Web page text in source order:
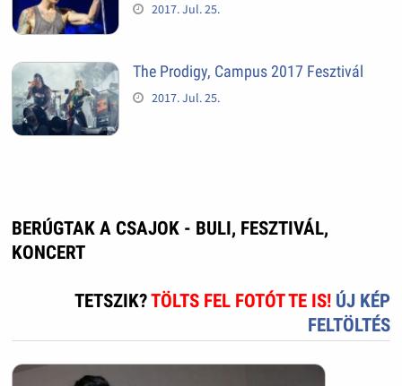
2017. Jul. 25.
The Prodigy, Campus 2017 Fesztivál
2017. Jul. 25.
BERÚGTAK A CSAJOK - BULI, FESZTIVÁL,
KONCERT
TETSZIK?TÖLTS FEL FOTÓT TE IS! ÚJ KÉP
FELTÖLTÉS